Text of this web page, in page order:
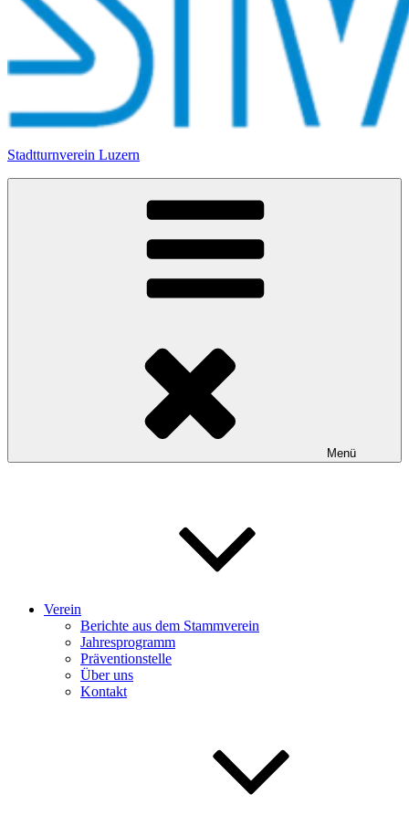
Stadtturnverein Luzern
Menü
Verein
Berichte aus dem Stammverein
Jahresprogramm
Präventionstelle
Über uns
Kontakt